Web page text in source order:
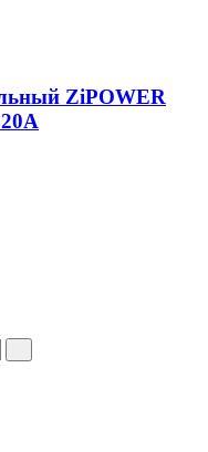
ZiPOWER